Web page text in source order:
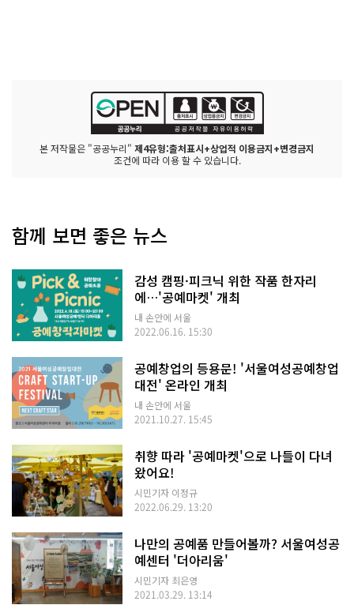
본 저작물은 "공공누리" 제4유형:출처표시+상업적 이용금지+변경금지
조건에 따라 이용 할 수 있습니다.
함께 보면 좋은 뉴스
감성 캠핑·피크닉 위한 작품 한자리
에…'공예마켓' 개최
내 손안에 서울
2022.06.16. 15:30
공예창업의 등용문! '서울여성공예창업
대전' 온라인 개최
내 손안에 서울
2021.10.27. 15:45
취향 따라 '공예마켓'으로 나들이 다녀
왔어요!
시민기자 이정규
2022.06.29. 13:20
나만의 공예품 만들어볼까? 서울여성공
예센터 '더아리움'
시민기자 최은영
2021.03.29. 13:14